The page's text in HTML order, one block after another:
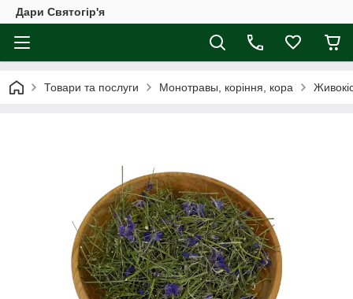
Дари Святогір'я
Товари та послуги Монотравы, коріння, кора